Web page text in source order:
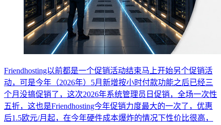
Friendhosting以前都是一个促销活动结束马上开始另个促销活
动，可是今年（2026年）5月新增按小时付款功能之后已经三
个月没搞促销了，这次2026年系统管理员日促销，全场一次性
五折，这也是Friendhosting今年促销力度最大的一次了，优惠
后1.5欧元/月起，在今年硬件成本爆炸的情况下性价比很高，